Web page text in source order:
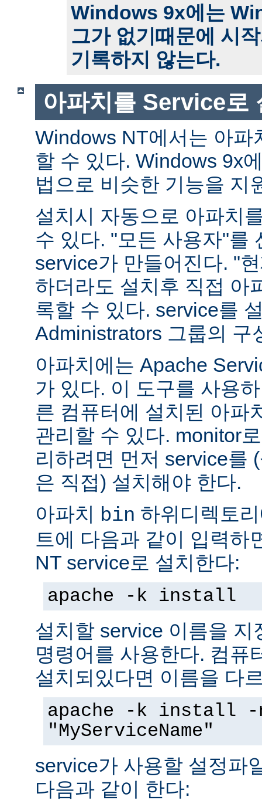
Windows 9x에는
그가 없기때문에 시
기록하지 않는다.
아파치를 Service로
Windows NT에서는 아파
할 수 있다. Windows 9x
법으로 비슷한 기능을 지
설치시 자동으로 아파치
수 있다. "모든 사용자"를
service가 만들어진다. "
하더라도 설치후 직접 아
록할 수 있다. service를
Administrators 그룹의 구
아파치에는 Apache
가 있다. 이 도구를 사용
른 컴퓨터에 설치된 아파
관리할 수 있다. monitor
리하려면 먼저 service를
은 직접) 설치해야 한다.
아파치 bin 하위디렉토
트에 다음과 같이 입력하
NT service로 설치한다:
apache -k install
설치할 service 이름을 지
명령어를 사용한다. 컴퓨
설치되있다면 이름을 다
apache -k install -
"MyServiceName"
service가 사용할 설정파
다음과 같이 한다: